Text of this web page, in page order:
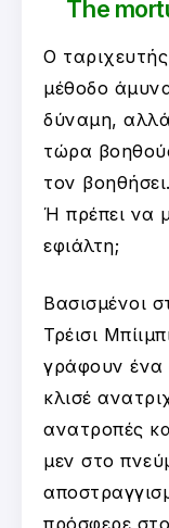
The
Ο ταριχευτής
μέθοδο
δύναμη,
τώρα
τον
Ή πρέπει να
εφιάλτη;
Βασισμένοι
Τρέισι
γράφουν ένα
κλισέ
ανατροπές
μεν στο
πρόσφερε